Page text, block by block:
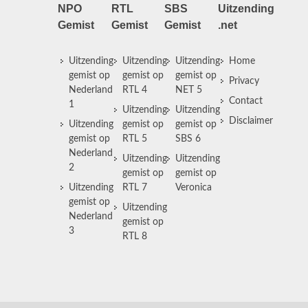
NPO
Gemist
Uitzending
gemist op
Nederland
1
Uitzending
gemist op
Nederland
2
Uitzending
gemist op
Nederland
3
RTL
Gemist
Uitzending
gemist op
RTL 4
Uitzending
gemist op
RTL 5
Uitzending
gemist op
RTL 7
Uitzending
gemist op
RTL 8
SBS
Gemist
Uitzending
gemist op
NET 5
Uitzending
gemist op
SBS 6
Uitzending
gemist op
Veronica
Uitzending
.net
Home
Privacy
Contact
Disclaimer